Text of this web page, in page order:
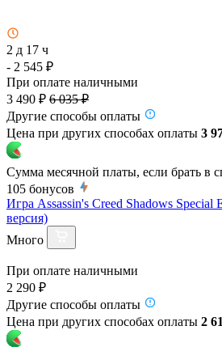
2 д 17 ч
- 2 545 ₽
При оплате наличными
3 490 ₽ 6 035 ₽
Другие способы оплаты
Цена при других способах оплаты 3
Сумма месячной платы, если брать в
105 бонусов
Игра Assassin's Creed Shadows Special
версия)
Много
При оплате наличными
2 290 ₽
Другие способы оплаты
Цена при других способах оплаты 2